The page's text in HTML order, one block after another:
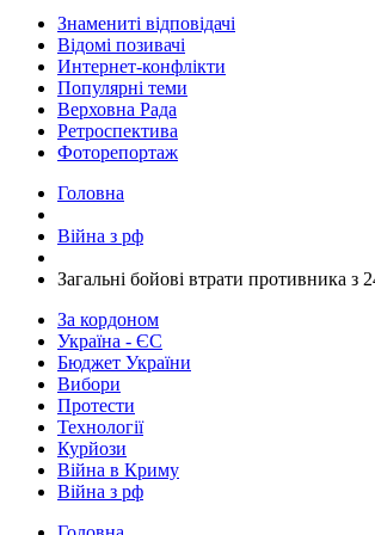
Знамениті відповідачі
Відомі позивачі
Интернет-конфлікти
Популярні теми
Верховна Рада
Ретроспектива
Фоторепортаж
Головна
Війна з рф
​Загальні бойові втрати противника з
За кордоном
Україна - ЄС
Бюджет України
Вибори
Протести
Технології
Курйози
Війна в Криму
Війна з рф